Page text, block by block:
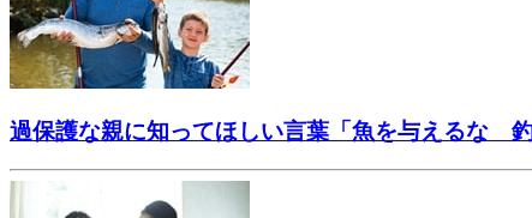
過保護な親に知ってほしい言葉「魚を与えるな 釣